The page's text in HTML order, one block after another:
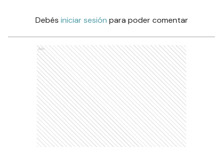
Debés iniciar sesión para poder comentar
Ads